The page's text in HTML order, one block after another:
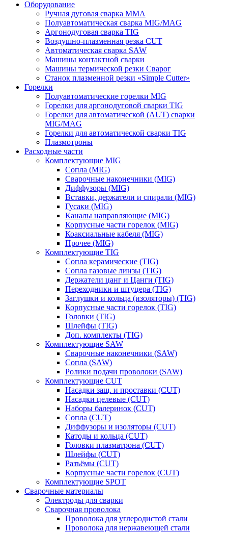
Оборудование
Ручная дуговая сварка ММА
Полуавтоматическая сварка MIG/MAG
Аргонодуговая сварка TIG
Воздушно-плазменная резка CUT
Автоматическая сварка SAW
Машины контактной сварки
Машины термической резки Сварог
Станок плазменной резки «Simple Cutter»
Горелки
Полуавтоматические горелки MIG
Горелки для аргонодуговой сварки TIG
Горелки для автоматической (AUT) сварки
MIG/MAG
Горелки для автоматической сварки TIG
Плазмотроны
Расходные части
Комплектующие MIG
Сопла (MIG)
Сварочные наконечники (MIG)
Диффузоры (MIG)
Вставки, держатели и спирали (MIG)
Гусаки (MIG)
Каналы направляющие (MIG)
Корпусные части горелок (MIG)
Коаксиальные кабеля (MIG)
Прочее (MIG)
Комплектующие TIG
Сопла керамические (TIG)
Сопла газовые линзы (TIG)
Держатели цанг и Цанги (TIG)
Переходники и штуцера (TIG)
Заглушки и кольца (изоляторы) (TIG)
Корпусные части горелок (TIG)
Головки (TIG)
Шлейфы (TIG)
Доп. комплекты (TIG)
Комплектующие SAW
Сварочные наконечники (SAW)
Сопла (SAW)
Ролики подачи проволоки (SAW)
Комплектующие CUT
Насадки защ. и проставки (CUT)
Насадки целевые (CUT)
Наборы балеринок (CUT)
Сопла (CUT)
Диффузоры и изоляторы (CUT)
Катоды и кольца (CUT)
Головки плазматрона (CUT)
Шлейфы (CUT)
Разъёмы (CUT)
Корпусные части горелок (CUT)
Комплектующие SPOT
Сварочные материалы
Электроды для сварки
Сварочная проволока
Проволока для углеродистой стали
Проволока для нержавеющей стали